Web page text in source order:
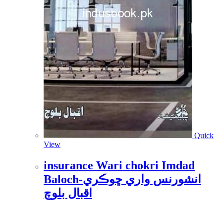
Quick
View
insurance Wari chokri Imdad
Baloch-انشورنس واري ڇوڪري
اقبال بلوچ